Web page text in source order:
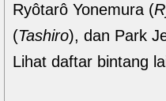
Ryôtarô Yonemura (
(Tashiro), dan Park
Lihat daftar bintang